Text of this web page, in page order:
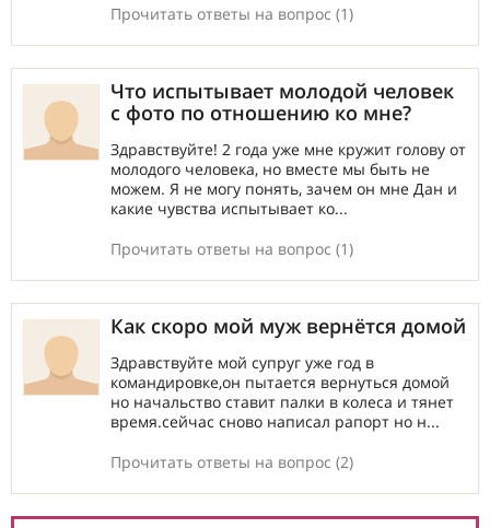
Прочитать ответы на вопрос (1)
Что испытывает молодой человек
с фото по отношению ко мне?
Здравствуйте! 2 года уже мне кружит голову от
молодого человека, но вместе мы быть не
можем. Я не могу понять, зачем он мне Дан и
какие чувства испытывает ко...
Прочитать ответы на вопрос (1)
Как скоро мой муж вернётся домой
Здравствуйте мой супруг уже год в
командировке,он пытается вернуться домой
но начальство ставит палки в колеса и тянет
время.сейчас сново написал рапорт но н...
Прочитать ответы на вопрос (2)